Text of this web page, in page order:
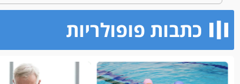
כתבות פופולריות​